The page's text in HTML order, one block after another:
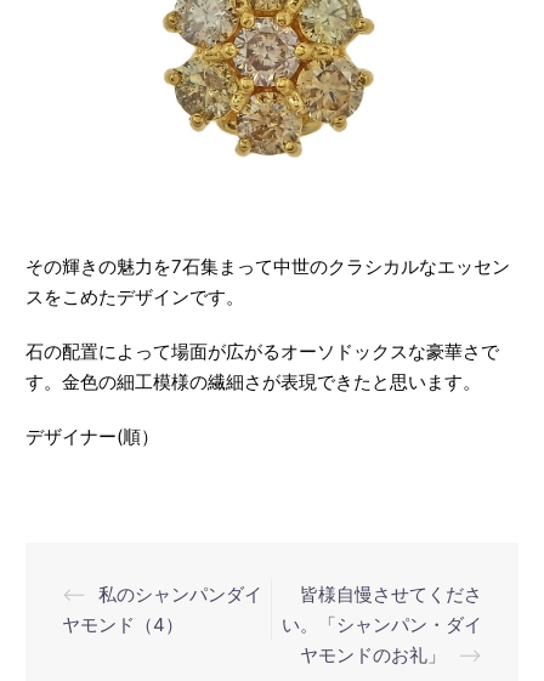
その輝きの魅力を7石集まって中世のクラシカルなエッセン
スをこめたデザインです。
石の配置によって場面が広がるオーソドックスな豪華さで
す。金色の細工模様の繊細さが表現できたと思います。
デザイナー(順）
投
稿
⟵
私のシャンパンダイ
ヤモンド（4）
皆様自慢させてくださ
い。「シャンパン・ダイ
ヤモンドのお礼」
⟶